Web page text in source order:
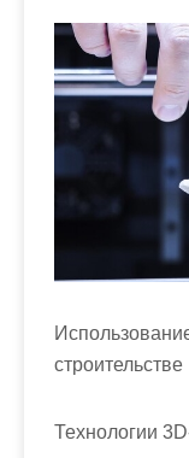
строительстве
Технологии